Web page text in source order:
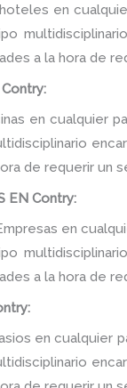
en
a la hora de
Contry:
en cualquier
de requerir un
EN Contry:
en
a la hora de
en